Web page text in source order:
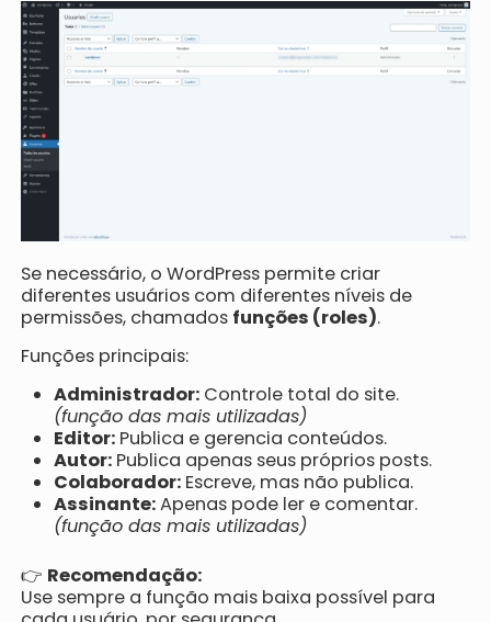
Se necessário, o WordPress permite criar
diferentes usuários com diferentes níveis de
permissões, chamados funções (roles).
Funções principais:
Administrador: Controle total do site.
(função das mais utilizadas)
Editor: Publica e gerencia conteúdos.
Autor: Publica apenas seus próprios posts.
Colaborador: Escreve, mas não publica.
Assinante:Apenas pode ler e comentar.
(função das mais utilizadas)
👉 Recomendação:
Use sempre a função mais baixa possível para